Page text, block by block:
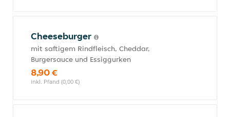
Cheeseburger
mit saftigem Rindfleisch, Cheddar,
Burgersauce und Essiggurken
8,90 €
inkl. Pfand (0,00 €)